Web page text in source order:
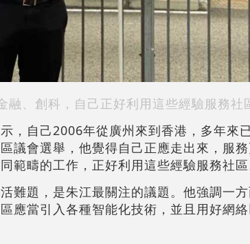
、創科，自己正好利用這些經驗服務社
，自己2006年從廣州來到香港，多年來
議會選舉，他覺得自己正應走出來，服務
範疇的工作，正好利用這些經驗服務社區
難題，是朱江最關注的議題。他強調一
應當引入各種智能化技術，並且用好網